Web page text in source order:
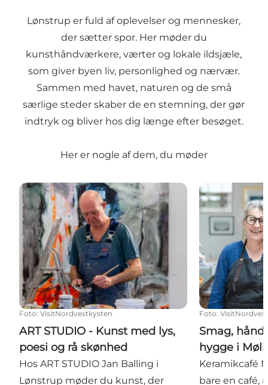
Lønstrup er fuld af oplevelser og mennesker,
der sætter spor. Her møder du
kunsthåndværkere, værter og lokale ildsjæle,
som giver byen liv, personlighed og nærvær.
Sammen med havet, naturen og de små
særlige steder skaber de en stemning, der gør
indtryk og bliver hos dig længe efter besøget.
Her er nogle af dem, du møder
ART STUDIO - Kunst med lys, poesi og rå skønhed
Foto: VisitNordvestkysten
ART STUDIO - Kunst med lys,
poesi og rå skønhed
Hos ART STUDIO Jan Balling i
Lønstrup møder du kunst, der
Smag,
Foto:
Smag,
hygge i
Keramikcafé
bare en café,